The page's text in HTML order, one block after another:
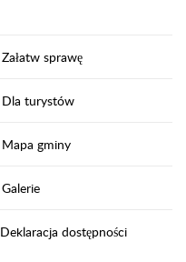
Załatw sprawę
Dla turystów
Mapa gminy
Galerie
Deklaracja dostępności